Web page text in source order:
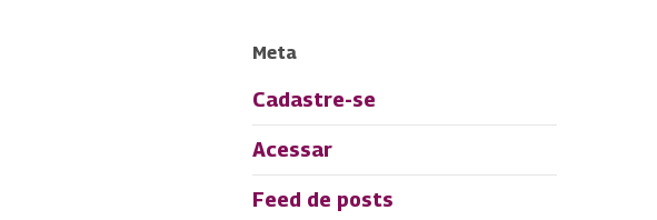
Meta
Cadastre-se
Acessar
Feed de posts